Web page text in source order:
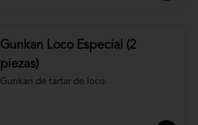
Gunkan Loco Especial (2
piezas)
Gunkan de tartar de loco.